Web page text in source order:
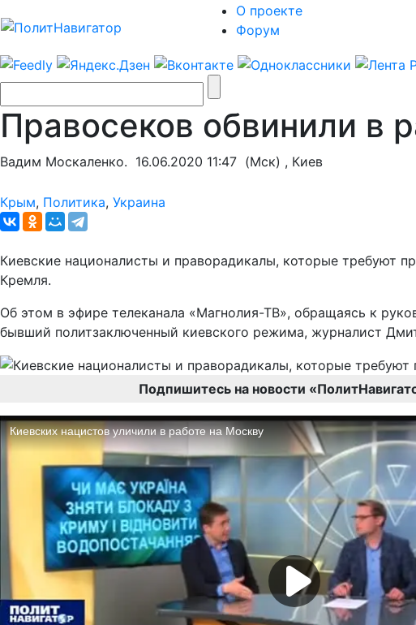
О проекте
Форум
Правосеков обвинили в
Вадим Москаленко. 16.06.2020 11:47 (Мск) , Киев
Крым, Политика, Украина
Киевские националисты и праворадикалы, которые требуют
Кремля.
Об этом в эфире телеканала «Магнолия-ТВ», обращаясь к
бывший политзаключенный киевского режима, журналист
Подпишитесь на новости